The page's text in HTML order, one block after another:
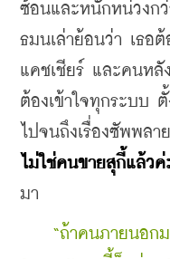
ซ้อนและหนักหน่วงก
ธมนเล่าย้อนว่า เธอต้
แคชเชียร์ และคนหลั
ต้องเข้าใจทุกระบบ
ไปจนถึงเรื่องซัพพล
ไม่ใช่คนขายสุกี้แล้วค่
มา
“ถ้าคนภายนอก